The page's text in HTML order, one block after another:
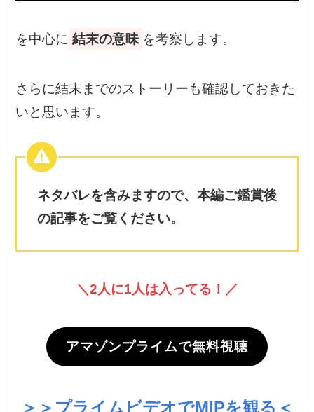
を中心に 結末の意味 を考察します。
さらに結末までのストーリーも確認しておきた
いと思います。
ネタバレを含みますので、本編ご鑑賞後
の記事をご覧ください。
＼2人に1人は入ってる！／
アマゾンプライムで無料視聴
＞＞ プライムビデオでMIPを観る ＜